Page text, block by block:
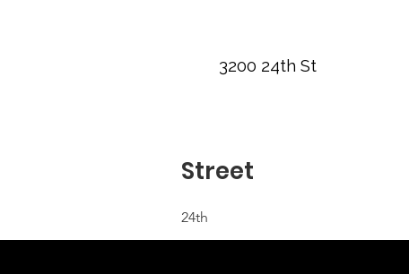
3200 24th St
Street
24th